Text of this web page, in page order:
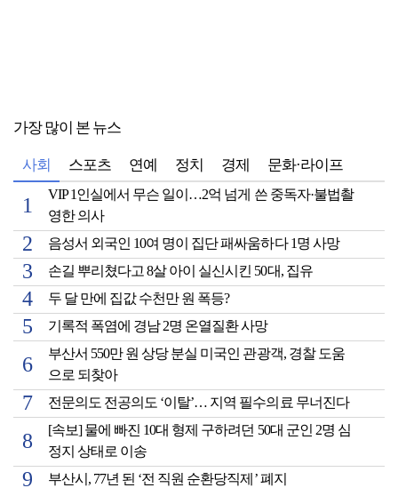
가장 많이 본 뉴스
사회 스포츠 연예 정치 경제 문화·라이프
VIP 1인실에서 무슨 일이…2억 넘게 쓴 중독자·불법촬
영한 의사
음성서 외국인 10여 명이 집단 패싸움하다 1명 사망
손길 뿌리쳤다고 8살 아이 실신시킨 50대, 집유
두 달 만에 집값 수천만 원 폭등?
기록적 폭염에 경남 2명 온열질환 사망
부산서 550만 원 상당 분실 미국인 관광객, 경찰 도움
으로 되찾아
전문의도 전공의도 ‘이탈’… 지역 필수의료 무너진다
[속보] 물에 빠진 10대 형제 구하려던 50대 군인 2명 심
정지 상태로 이송
부산시, 77년 된 ‘전 직원 순환당직제’ 폐지